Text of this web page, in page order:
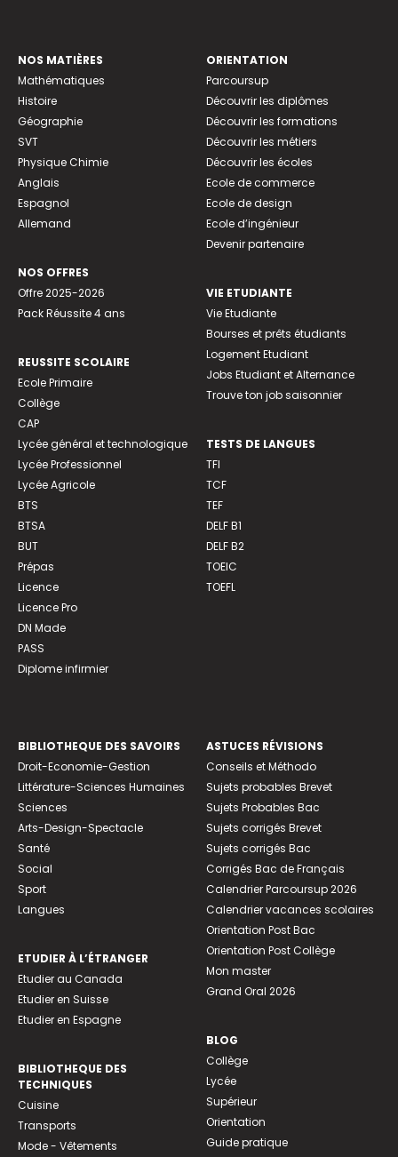
NOS MATIÈRES
Mathématiques
Histoire
Géographie
SVT
Physique Chimie
Anglais
Espagnol
Allemand
NOS OFFRES
Offre 2025-2026
Pack Réussite 4 ans
REUSSITE SCOLAIRE
Ecole Primaire
Collège
CAP
Lycée général et technologique
Lycée Professionnel
Lycée Agricole
BTS
BTSA
BUT
Prépas
Licence
Licence Pro
DN Made
PASS
Diplome infirmier
ORIENTATION
Parcoursup
Découvrir les diplômes
Découvrir les formations
Découvrir les métiers
Découvrir les écoles
Ecole de commerce
Ecole de design
Ecole d’ingénieur
Devenir partenaire
VIE ETUDIANTE
Vie Etudiante
Bourses et prêts étudiants
Logement Etudiant
Jobs Etudiant et Alternance
Trouve ton job saisonnier
TESTS DE LANGUES
TFI
TCF
TEF
DELF B1
DELF B2
TOEIC
TOEFL
BIBLIOTHEQUE DES SAVOIRS
Droit-Economie-Gestion
Littérature-Sciences Humaines
Sciences
Arts-Design-Spectacle
Santé
Social
Sport
Langues
ETUDIER À L’ÉTRANGER
Etudier au Canada
Etudier en Suisse
Etudier en Espagne
BIBLIOTHEQUE DES
TECHNIQUES
Cuisine
Transports
Mode - Vêtements
ASTUCES RÉVISIONS
Conseils et Méthodo
Sujets probables Brevet
Sujets Probables Bac
Sujets corrigés Brevet
Sujets corrigés Bac
Corrigés Bac de Français
Calendrier Parcoursup 2026
Calendrier vacances scolaires
Orientation Post Bac
Orientation Post Collège
Mon master
Grand Oral 2026
BLOG
Collège
Lycée
Supérieur
Orientation
Guide pratique